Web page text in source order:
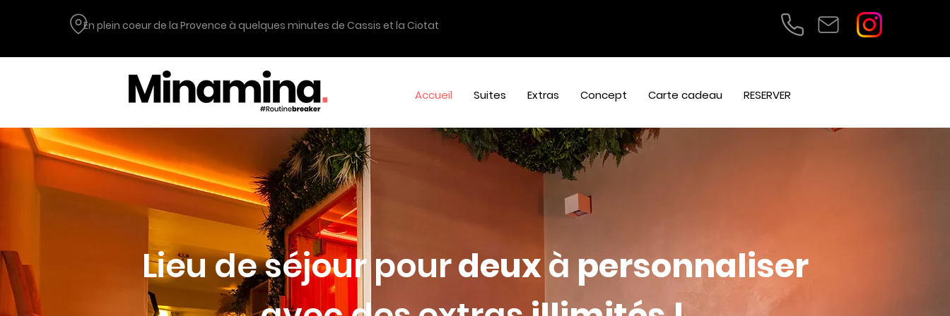
En plein coeur de la Provence à quelques minutes deCassis etla Ciotat
Accueil Suites Extras Concept Carte cadeau RESERVER
Lieu de séjourpourdeuxà personnaliser